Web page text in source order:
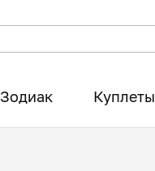
Зодиак Куплеты